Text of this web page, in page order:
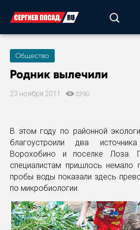
Общество
Родник вылечили
23 ноября 2011 3390
В этом году по районной
благоустроили два
Ворохобино и поселке Лоза.
специалистам пришлось немало
пробы воды показали здесь
по микробиологии.